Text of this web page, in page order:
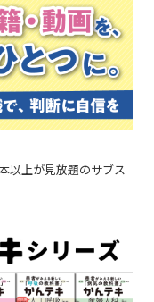
以上が見放題のサブス